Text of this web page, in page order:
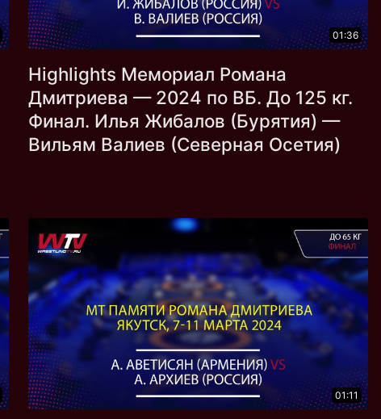
01:36
Highlights Мемориал Романа
Дмитриева — 2024 по ВБ. До 125 кг.
Финал. Илья Жибалов (Бурятия) —
Вильям Валиев (Северная Осетия)
01:11